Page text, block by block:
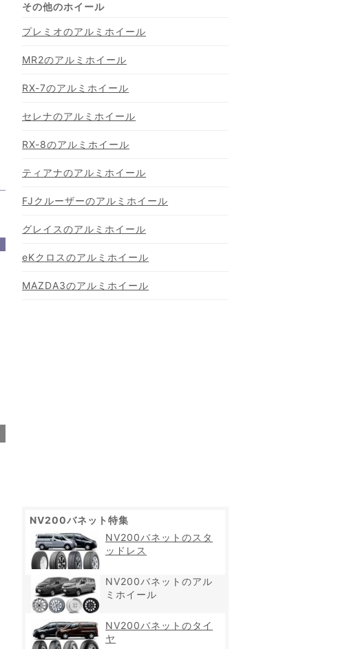
プレミオのアルミホイール
MR2のアルミホイール
RX-7のアルミホイール
セレナのアルミホイール
RX-8のアルミホイール
ティアナのアルミホイール
FJクルーザーのアルミホイール
グレイスのアルミホイール
eKクロスのアルミホイール
MAZDA3のアルミホイール
NV200バネット特集
NV200バネットのスタ
ッドレス
NV200バネットのアル
ミホイール
NV200バネットのタイ
ヤ